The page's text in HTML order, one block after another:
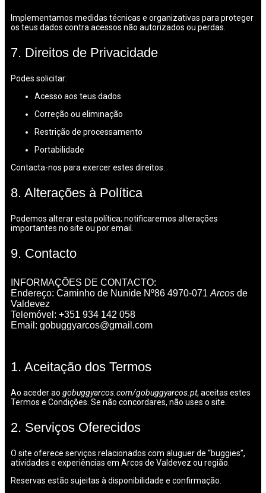
Implementamos medidas técnicas e organizativas para proteger
os teus dados contra acessos não autorizados ou perdas.
7. Direitos de Privacidade
Podes solicitar:
Acesso aos teus dados
Correção ou eliminação
Restrição de processamento
Portabilidade
Contacta-nos para exercer estes direitos.
8. Alterações à Política
Podemos alterar esta política; notificaremos alterações
importantes no site ou por email.
9. Contacto
INFORMAÇÕES DE CONTACTO:
Endereço: Caminho de Nunide Nº86 4970-071 Arcos de
Valdevez
Telemóvel: +351 934 142 058
Email: gobuggyarcos@gmail.com
1. Aceitação dos Termos
Ao aceder ao gobuggyarcos.com/gobuggyarcos.pt, aceitas estes
Termos e Condições. Se não concordares, não uses o site.
2. Serviços Oferecidos
O site oferece serviços relacionados com aluguer de “buggies”,
atividades e experiências em Arcos de Valdevez ou região.
Reservas estão sujeitas à disponibilidade e confirmação.